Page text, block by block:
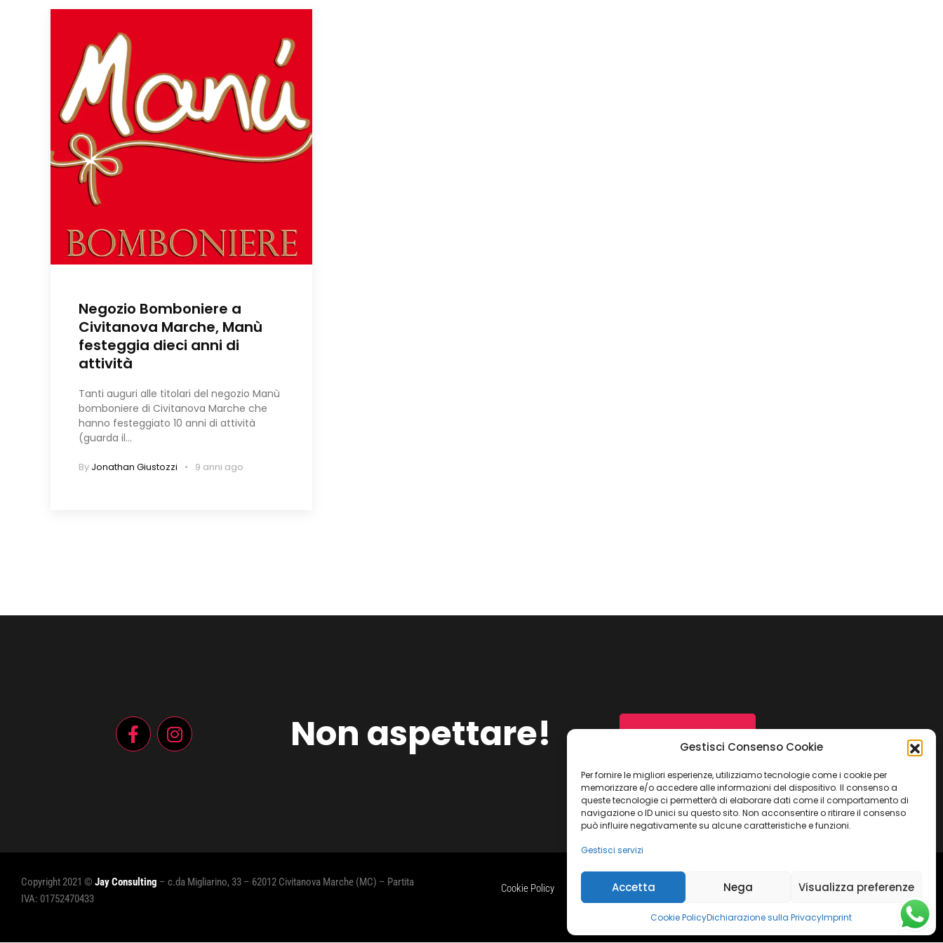
Gestisci Consenso Cookie
Per fornire le migliori esperienze, utilizziamo tecnologie come i cookie per
memorizzare e/o accedere alle informazioni del dispositivo. Il consenso a
queste tecnologie ci permetterà di elaborare dati come il comportamento di
navigazione o ID unici su questo sito. Non acconsentire o ritirare il consenso
può influire negativamente su alcune caratteristiche e funzioni.
Gestisci servizi
Accetta Nega Visualizza preferenze
Cookie PolicyDichiarazione sulla PrivacyImprint
Negozio Bomboniere a
Civitanova Marche, Manù
festeggia dieci anni di
attività
Tanti auguri alle titolari del negozio Manù
bomboniere di Civitanova Marche che
hanno festeggiato 10 anni di attività
(guarda il…
By Jonathan Giustozzi 9 anni ago
Non aspettare! Contattaci ora
Copyright 2021 © Jay Consulting – c.da Migliarino, 33 – 62012 Civitanova Marche (MC) – Partita
IVA: 01752470433
Cookie Policy Dichiarazione sulla Privacy Termini e condizioni
Imprint
Dichiarazione sulla Privacy